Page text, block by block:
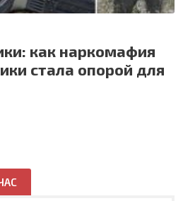
как наркомафия
стала опорой для